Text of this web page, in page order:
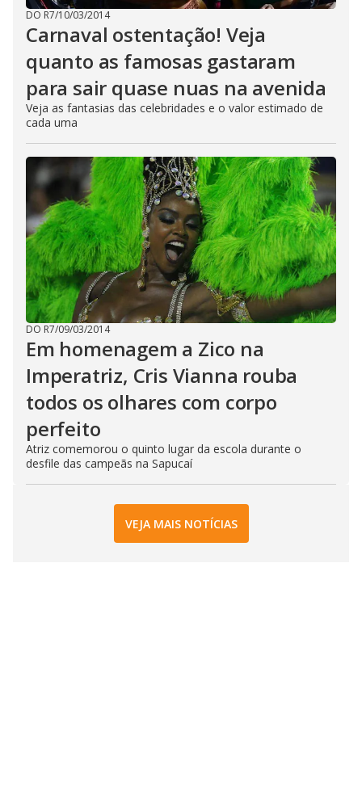
DO R7/10/03/2014
Carnaval ostentação! Veja
quanto as famosas gastaram
para sair quase nuas na avenida
Veja as fantasias das celebridades e o valor estimado de
cada uma
DO R7/09/03/2014
Em homenagem a Zico na
Imperatriz, Cris Vianna rouba
todos os olhares com corpo
perfeito
Atriz comemorou o quinto lugar da escola durante o
desfile das campeãs na Sapucaí
VEJA MAIS NOTÍCIAS